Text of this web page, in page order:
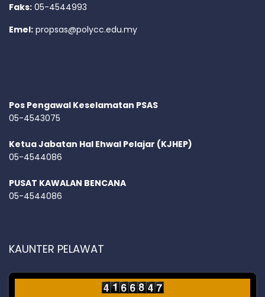
Faks: 05-4544993
Emel: propsas@polycc.edu.my
Pos Pengawal Keselamatan PSAS
05-4543075
Ketua Jabatan Hal Ehwal Pelajar (KJHEP)
05-4544086
PUSAT KAWALAN BENCANA
05-4544086
KAUNTER PELAWAT